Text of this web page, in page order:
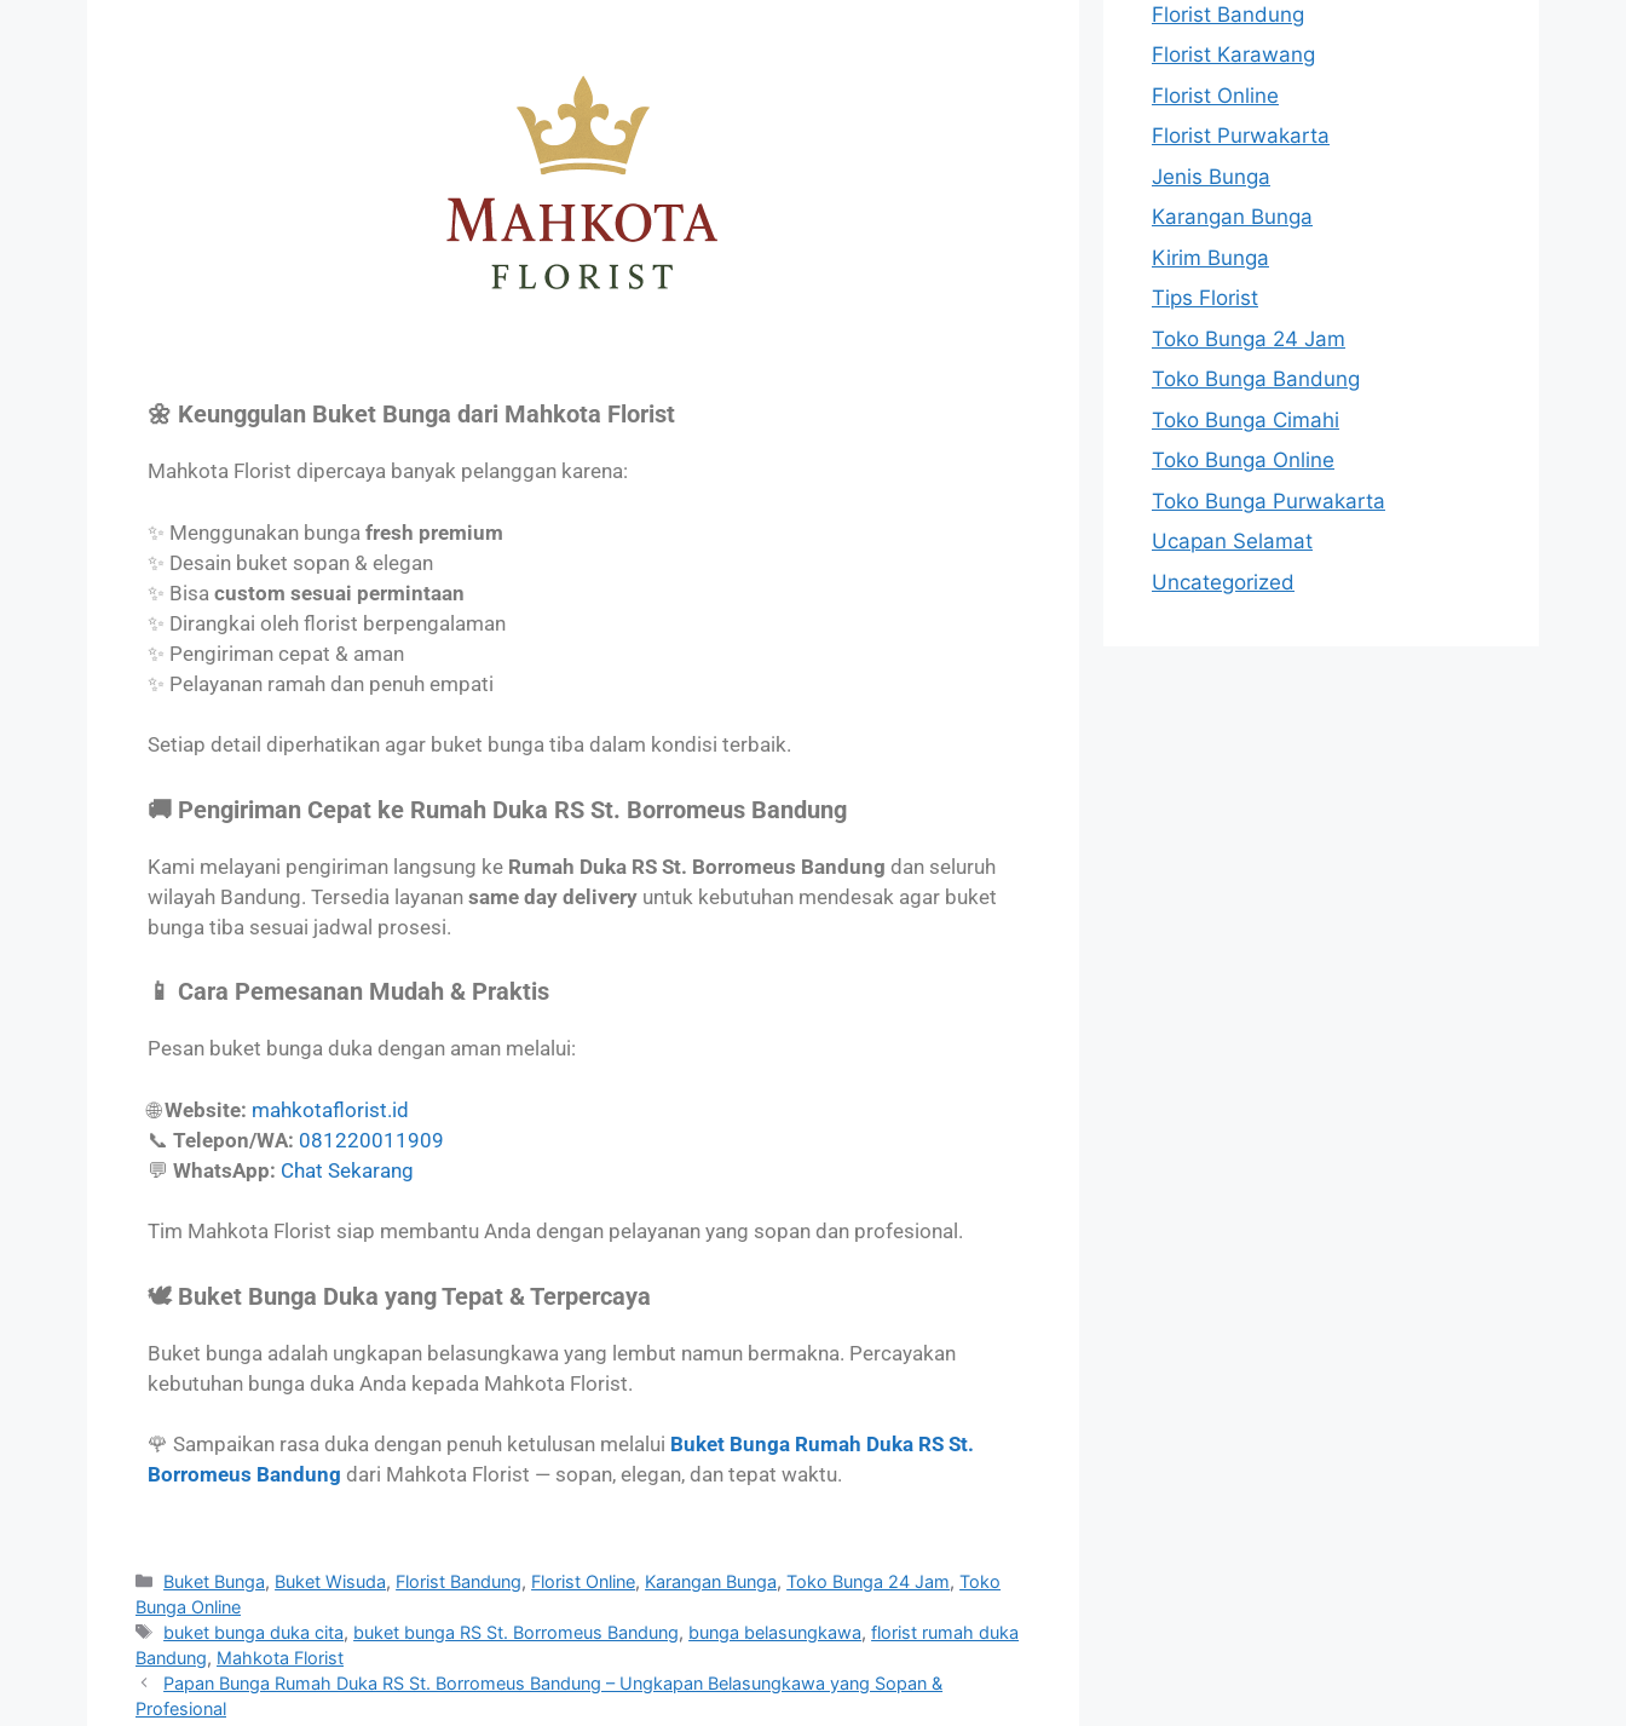
🌼 Keunggulan Buket Bunga dari Mahkota Florist
Mahkota Florist dipercaya banyak pelanggan karena:
✨ Menggunakan bunga fresh premium
✨ Desain buket sopan & elegan
✨ Bisa custom sesuai permintaan
✨ Dirangkai oleh florist berpengalaman
✨ Pengiriman cepat & aman
✨ Pelayanan ramah dan penuh empati
Setiap detail diperhatikan agar buket bunga tiba dalam kondisi terbaik.
🚚 Pengiriman Cepat ke Rumah Duka RS St. Borromeus Bandung
Kami melayani pengiriman langsung ke Rumah Duka RS St. Borromeus Bandung dan seluruh
wilayah Bandung. Tersedia layanan same day delivery untuk kebutuhan mendesak agar buket
bunga tiba sesuai jadwal prosesi.
📱 Cara Pemesanan Mudah & Praktis
Pesan buket bunga duka dengan aman melalui:
🌐Website: mahkotaflorist.id
📞 Telepon/WA: 081220011909
💬 WhatsApp: Chat Sekarang
Tim Mahkota Florist siap membantu Anda dengan pelayanan yang sopan dan profesional.
🕊️ Buket Bunga Duka yang Tepat & Terpercaya
Buket bunga adalah ungkapan belasungkawa yang lembut namun bermakna. Percayakan
kebutuhan bunga duka Anda kepada Mahkota Florist.
🌹 Sampaikan rasa duka dengan penuh ketulusan melalui Buket Bunga Rumah Duka RS St.
Borromeus Bandung dari Mahkota Florist — sopan, elegan, dan tepat waktu.
Buket Bunga, Buket Wisuda, Florist Bandung, Florist Online, Karangan Bunga,Toko Bunga 24 Jam,Toko
Bunga Online
buket bunga duka cita, buket bunga RS St. Borromeus Bandung, bunga belasungkawa,florist rumah duka
Bandung, Mahkota Florist
Papan Bunga Rumah Duka RS St. Borromeus Bandung – Ungkapan Belasungkawa yang Sopan &
Profesional
Florist Bandung
Florist Karawang
Florist Online
Florist Purwakarta
Jenis Bunga
Karangan Bunga
Kirim Bunga
Tips Florist
Toko Bunga 24 Jam
Toko Bunga Bandung
Toko Bunga Cimahi
Toko Bunga Online
Toko Bunga Purwakarta
Ucapan Selamat
Uncategorized